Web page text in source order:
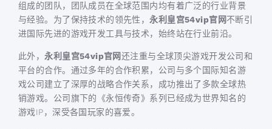
组成的团队，团队成员在全球范围内均有着广泛的行业背景
与经验。为了保持技术的领先性，永利皇宫54vip官网不断引
进国际先进的游戏开发工具与技术，始终站在行业前沿。
此外，永利皇宫54vip官网还注重与全球顶尖游戏开发公司和
平台的合作。通过多年的合作积累，公司与多个国际知名游
戏公司建立了深厚的战略合作关系，成功推出了多款全球热
销游戏。公司旗下的《永恒传奇》系列已经成为世界知名的
游戏IP，深受各国玩家的喜爱。